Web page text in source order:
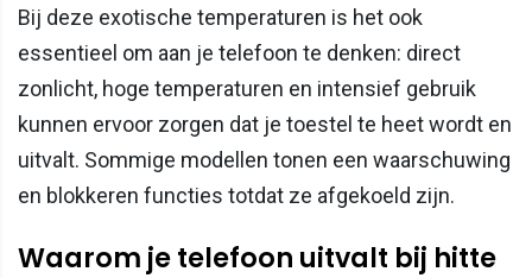
Bij deze exotische temperaturen is het ook
essentieel om aan je telefoon te denken: direct
zonlicht, hoge temperaturen en intensief gebruik
kunnen ervoor zorgen dat je toestel te heet wordt en
uitvalt. Sommige modellen tonen een waarschuwing
en blokkeren functies totdat ze afgekoeld zijn.
Waarom je telefoon uitvalt bij hitte